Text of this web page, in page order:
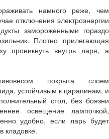
намного реже, чем
отключения электроэнергии
замороженными гораздо
Плотно прилегающая
проникнуть внутрь ларя, а
покрыта слоем
устойчивым к царапинам, и
стол, без боязни
освещение лампочкой,
удобно, если ларь будет
кладовке.